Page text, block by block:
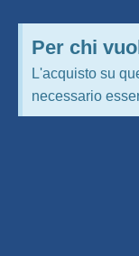
Per chi
L'acquisto su
necessario